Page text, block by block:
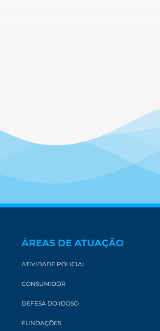
ÁREAS DE ATUAÇÃO
ATIVIDADE POLICIAL
CONSUMIDOR
DEFESA DO IDOSO
FUNDAÇÕES